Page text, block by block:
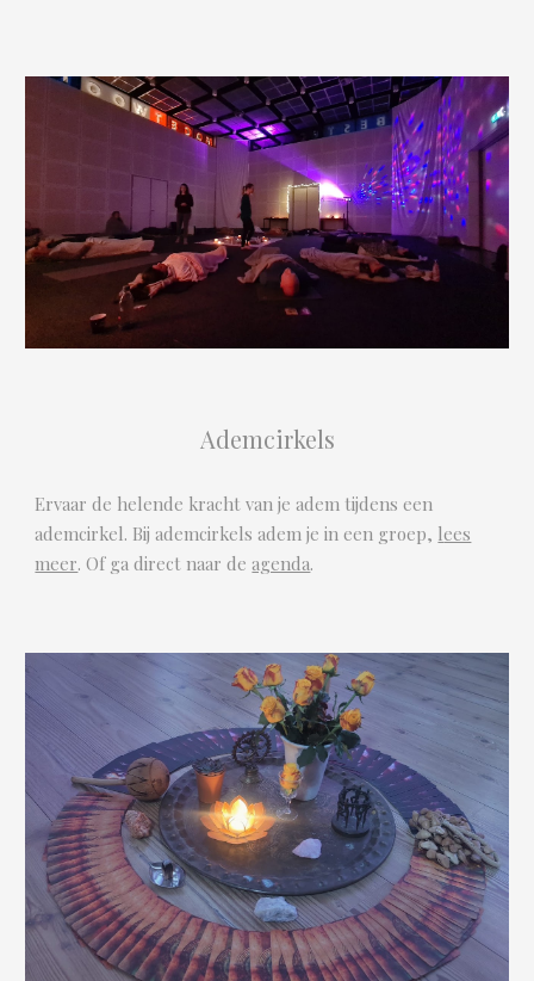
Ademcirkels
Ervaar de helende kracht van je adem tijdenseen
ademcirkel. Bij ademcirkels adem je in een groep, lees
meer. Of ga direct naar de agenda.